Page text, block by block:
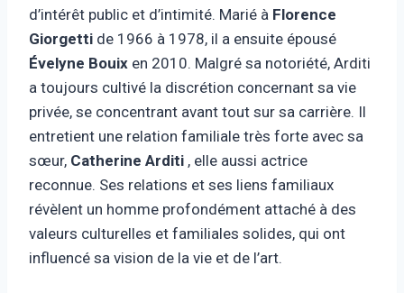
d’intérêt public et d’intimité. Marié à Florence
Giorgetti de 1966 à 1978, il a ensuite épousé
Évelyne Bouix en 2010. Malgré sa notoriété, Arditi
a toujours cultivé la discrétion concernant sa vie
privée, se concentrant avant tout sur sa carrière. Il
entretient une relation familiale très forte avec sa
sœur, Catherine Arditi , elle aussi actrice
reconnue. Ses relations et ses liens familiaux
révèlent un homme profondément attaché à des
valeurs culturelles et familiales solides, qui ont
influencé sa vision de la vie et de l’art.